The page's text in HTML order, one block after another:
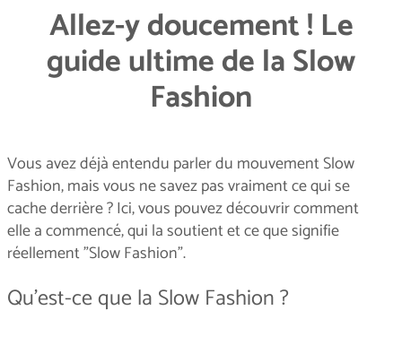
Allez-y doucement ! Le
guide ultime de la Slow
Fashion
Vous avez déjà entendu parler du mouvement Slow
Fashion, mais vous ne savez pas vraiment ce qui se
cache derrière ? Ici, vous pouvez découvrir comment
elle a commencé, qui la soutient et ce que signifie
réellement "Slow Fashion".
Qu'est-ce que la Slow Fashion ?